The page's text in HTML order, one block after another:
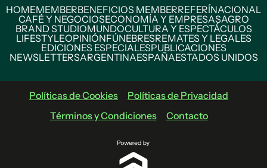
HOMEMEMBERBENEFICIOS MEMBERREFERÍNACIONAL
CAFÉ Y NEGOCIOSECONOMÍA Y EMPRESASAGRO
BRAND STUDIOMUNDOCULTURA Y ESPECTÁCULOS
LIFESTYLEOPINIÓNFÚNEBRESREMATES Y LEGALES
EDICIONES ESPECIALESPUBLICACIONES
NEWSLETTERSARGENTINAESPAÑAESTADOS UNIDOS
Políticas de Cookies
Políticas de Privacidad
Términos y Condiciones
Contacto